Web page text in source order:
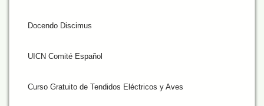
Docendo Discimus
UICN Comité Español
Curso Gratuito de Tendidos Eléctricos y Aves